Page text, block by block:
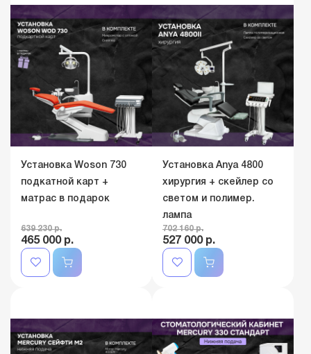
Установка Woson 730
подкатной карт +
матрас в подарок
639 230 р.
465 000 р.
Установка Anya 4800
хирургия + скейлер со
светом и полимер.
лампа
702 160 р.
527 000 р.